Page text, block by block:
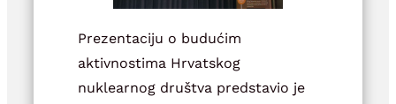
Prezentaciju o budućim
aktivnostima Hrvatskog
nuklearnog društva predstavio je